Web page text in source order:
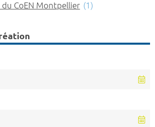
CoEN Montpellier (1)